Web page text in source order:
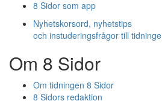
8 Sidor som app
Nyhetskorsord, nyhetstips
och instuderingsfrågor till
Om 8 Sidor
Om tidningen 8 Sidor
8 Sidors redaktion